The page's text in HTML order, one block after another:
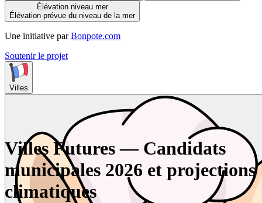
Élévation niveau mer
Élévation prévue du niveau de la mer
Une initiative par Bonpote.com
Soutenir le projet
Villes
Villes Futures — Candidats
municipales 2026 et projections
climatiques